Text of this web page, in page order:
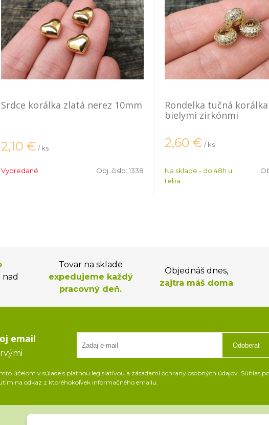
Srdce korálka zlatá nerez 10mm
2,10 € / ks
Vypredané Obj. čislo: 1338
Rondelka tučná
bielymi zirkónmi
2,60 € / ks
Na sklade - do 48h u
teba
Tovar na sklade
expedujeme každý
pracovný deň.
Objednáš dnes,
zajtra máš doma
email
Odoberať
účelom v súlade s platnou legislatívou a zásadami ochrany osobných údajov. Súhlas
na odkaz z ktoréhokoľvek informačného emailu.